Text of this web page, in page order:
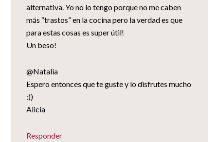
alternativa. Yo no lo tengo porque no me caben
más “trastos” en la cocina pero la verdad es que
para estas cosas es super útil!
Un beso!
@Natalia
Espero entonces que te guste y lo disfrutes mucho
:))
Alicia
Responder